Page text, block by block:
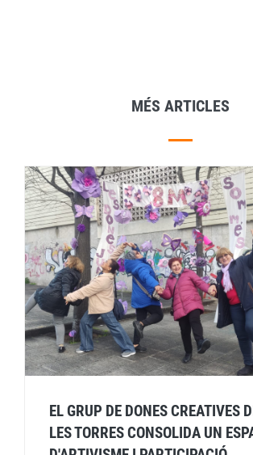
MÉS ARTICLES
EL GRUP DE DONES CREATIVES
LES TORRES CONSOLIDA UN